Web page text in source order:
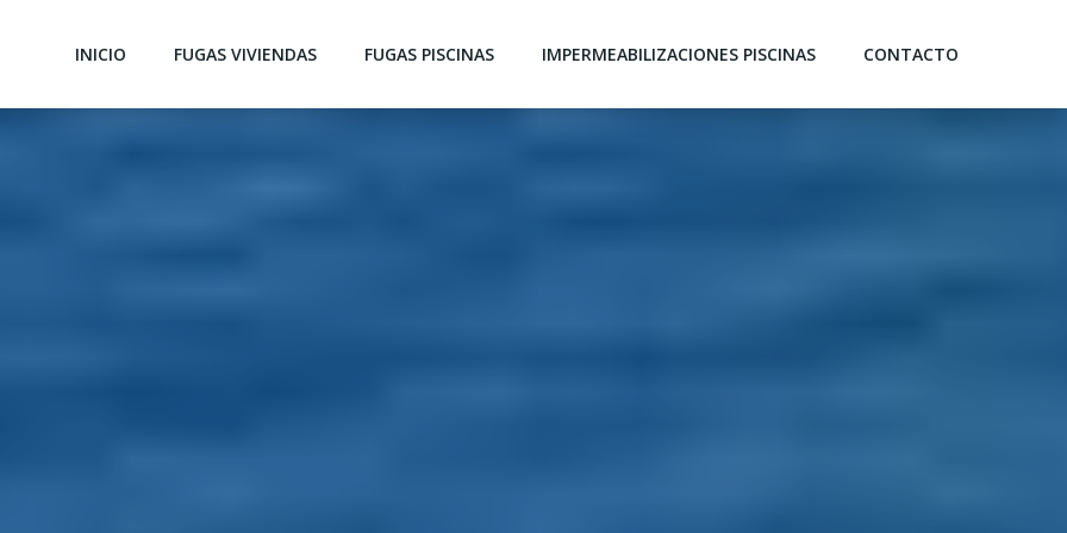
INICIO FUGAS VIVIENDAS FUGAS PISCINAS IMPERMEABILIZACIONES PISCINAS CONTACTO